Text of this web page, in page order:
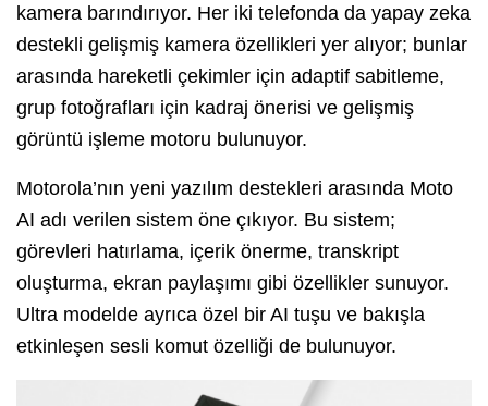
kamera barındırıyor. Her iki telefonda da yapay zeka
destekli gelişmiş kamera özellikleri yer alıyor; bunlar
arasında hareketli çekimler için adaptif sabitleme,
grup fotoğrafları için kadraj önerisi ve gelişmiş
görüntü işleme motoru bulunuyor.
Motorola’nın yeni yazılım destekleri arasında Moto
AI adı verilen sistem öne çıkıyor. Bu sistem;
görevleri hatırlama, içerik önerme, transkript
oluşturma, ekran paylaşımı gibi özellikler sunuyor.
Ultra modelde ayrıca özel bir AI tuşu ve bakışla
etkinleşen sesli komut özelliği de bulunuyor.